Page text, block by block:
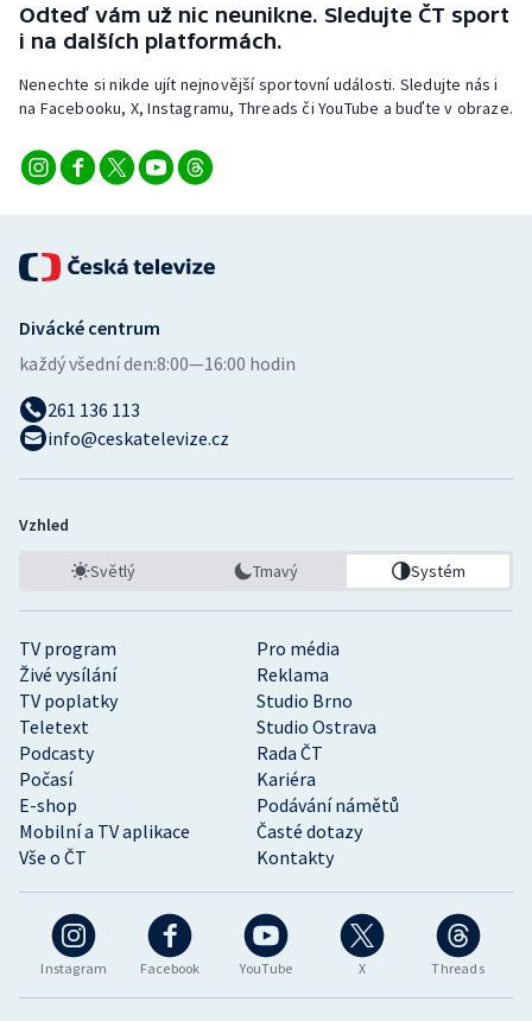
Triatlon
Veslování
Vodní slalom
Ostatní
Odteď vám už nic neunikne. Sledujte ČT sport
i na dalších platformách.
Nenechte si nikde ujít nejnovější sportovní události. Sledujte nás i
na Facebooku, X, Instagramu, Threads či YouTube a buďte v obraze.
Instagram Facebook YouTube X Threads
TV program
Pro média
Živé vysílání
Reklama
TV poplatky
Studio Brno
Teletext
Studio Ostrava
Podcasty
Rada ČT
Počasí
Kariéra
E-shop
Podávání námětů
Mobilní a TV aplikace
Časté dotazy
Vše o ČT
Kontakty
Divácké centrum
každý všední den:8:00—16:00 hodin
261 136 113
info@ceskatelevize.cz
Vzhled
Světlý Tmavý Systém